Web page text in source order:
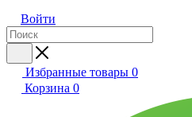
Войти
Избранные товары 0
Корзина 0